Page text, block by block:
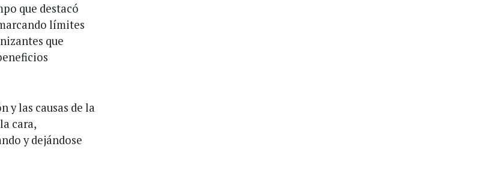
que destacó
límites
que
y las causas de la
cara,
y dejándose